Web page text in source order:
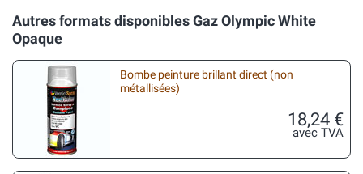
Autres formats disponibles Gaz Olympic White
Opaque
Bombe peinture brillant direct (non
métallisées)
18,24 €
avec TVA